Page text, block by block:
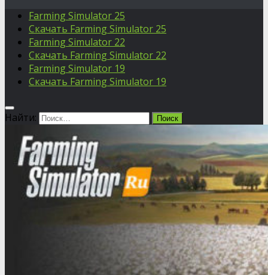
Farming Simulator 25
Скачать Farming Simulator 25
Farming Simulator 22
Скачать Farming Simulator 22
Farming Simulator 19
Скачать Farming Simulator 19
Найти: